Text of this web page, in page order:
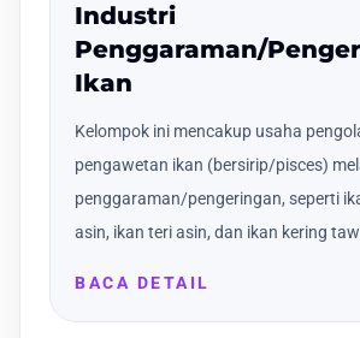
Industri
Penggaraman/
Ikan
Kelompok ini mencakup usaha
pengawetan ikan (bersirip/pisces)
penggaraman/pengeringan, seperti
asin, ikan teri asin, dan ikan kering
BACA DETAIL